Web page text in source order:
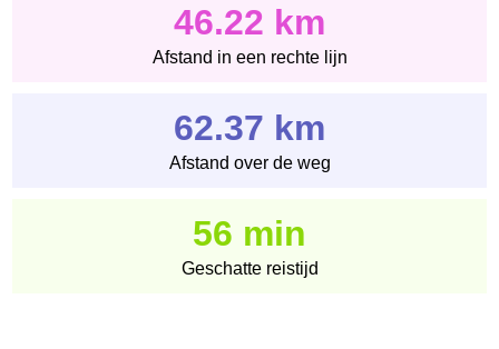
46.22 km
Afstand in een rechte lijn
62.37 km
Afstand over de weg
56 min
Geschatte reistijd